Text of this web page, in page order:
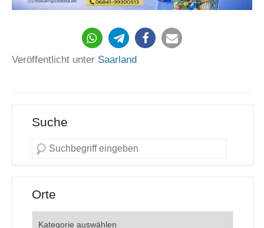
59
Veröffentlicht unter Saarland
Suche
Orte